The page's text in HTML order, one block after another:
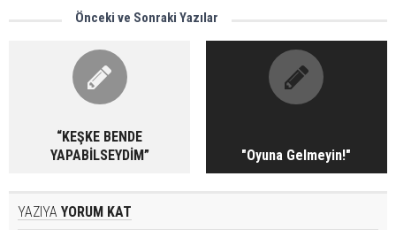
Önceki ve Sonraki Yazılar
“KEŞKE BENDE
YAPABİLSEYDİM”
"Oyuna Gelmeyin!"
YAZIYA YORUM KAT